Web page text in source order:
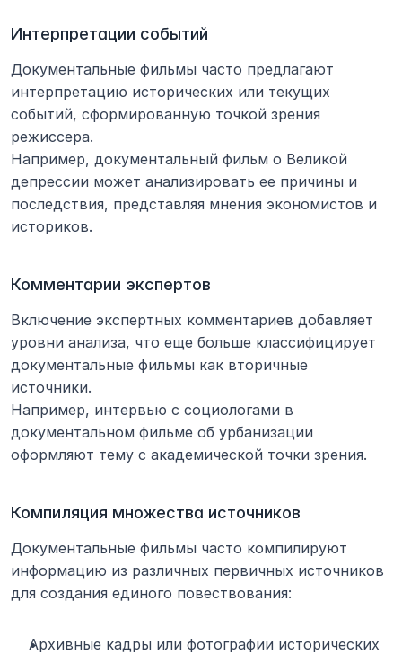
Интерпретации событий
Документальные фильмы часто предлагают
интерпретацию исторических или текущих
событий, сформированную точкой зрения
режиссера.
Например, документальный фильм о Великой
депрессии может анализировать ее причины и
последствия, представляя мнения экономистов и
историков.
Комментарии экспертов
Включение экспертных комментариев добавляет
уровни анализа, что еще больше классифицирует
документальные фильмы как вторичные
источники.
Например, интервью с социологами в
документальном фильме об урбанизации
оформляют тему с академической точки зрения.
Компиляция множества источников
Документальные фильмы часто компилируют
информацию из различных первичных источников
для создания единого повествования:
Архивные кадры или фотографии исторических